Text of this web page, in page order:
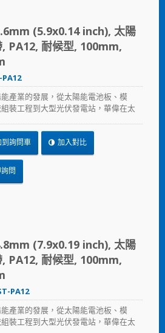
(5.9x0.14 inch), 太陽
, PA12, 耐候型, 100mm,
產業的發展，從太陽能電池板、模
裝工程到大型光伏發電站，華偉在太
邊緣夾，提供兼顧品質與價格的解決
速節省安裝時間、採用更可靠的PA12原
的環境下表現出色，延長產品使用壽
詢問車 加入對比
問
(7.9x0.19 inch), 太陽
, PA12, 耐候型, 100mm,
PA12
產業的發展，從太陽能電池板、模
裝工程到大型光伏發電站，華偉在太